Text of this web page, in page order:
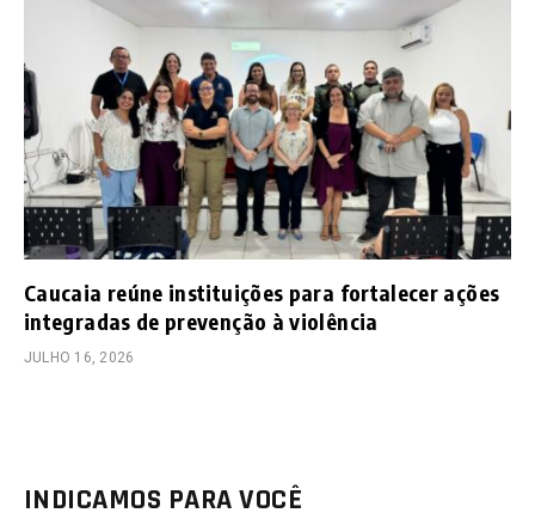
Caucaia reúne instituições para fortalecer ações
integradas de prevenção à violência
JULHO 16, 2026
INDICAMOS PARA VOCÊ